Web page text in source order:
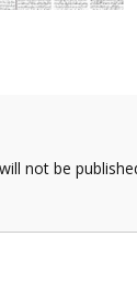
not be